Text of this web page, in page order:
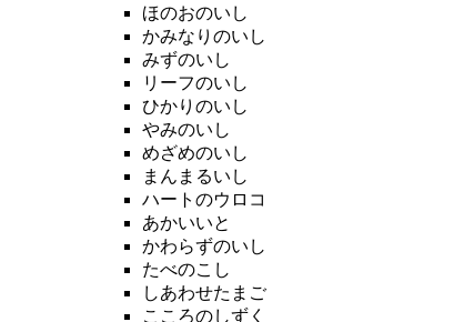
ほのおのいし
かみなりのいし
みずのいし
リーフのいし
ひかりのいし
やみのいし
めざめのいし
まんまるいし
ハートのウロコ
あかいいと
かわらずのいし
たべのこし
しあわせたまご
こころのしずく